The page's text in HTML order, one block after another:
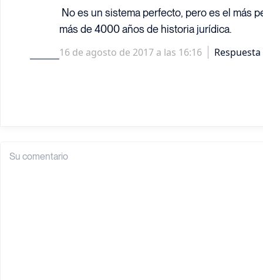
No es un sistema perfecto, pero es el más
más de 4000 años de historia jurídica.
16 de agosto de 2017 a las 16:16 Respuesta